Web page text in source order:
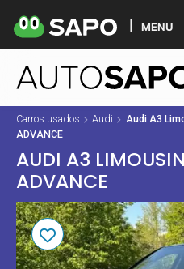
MENU
Carros usados Audi Audi A3
ADVANCE
AUDI A3
ADVANCE